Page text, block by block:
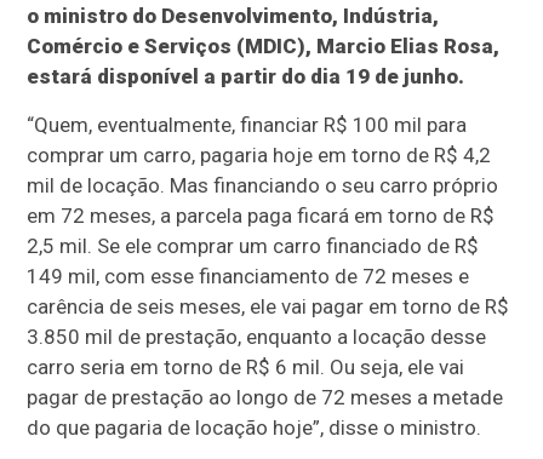
o ministro do Desenvolvimento, Indústria,
Comércio e Serviços (MDIC), Marcio Elias Rosa,
estará disponível a partir do dia 19 de junho.
“Quem, eventualmente, financiar R$ 100 mil para
comprar um carro, pagaria hoje em torno de R$ 4,2
mil de locação. Mas financiando o seu carro próprio
em 72 meses, a parcela paga ficará em torno de R$
2,5 mil. Se ele comprar um carro financiado de R$
149 mil, com esse financiamento de 72 meses e
carência de seis meses, ele vai pagar em torno de R$
3.850 mil de prestação, enquanto a locação desse
carro seria em torno de R$ 6 mil. Ou seja, ele vai
pagar de prestação ao longo de 72 meses a metade
do que pagaria de locação hoje”, disse o ministro.